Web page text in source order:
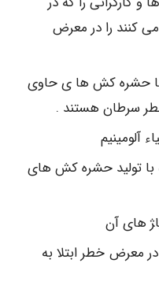
می کنند را در معرض
حشره کش ها ی حاوی
سرطان هستند .
آلومینیم
با تولید حشره کش های
های آن
معرض خطر ابتلا به